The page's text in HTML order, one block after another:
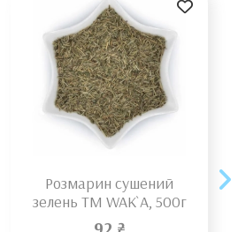
Розмарин сушений
зелень TM WAK`A, 500г